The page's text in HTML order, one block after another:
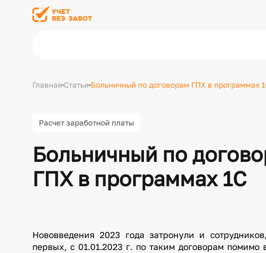
Главная СтатьиБольничный по договорам ГПХ в программах
Расчет заработной платы
Больничный по
ГПХ в программах 1С
Нововведения 2023 года затронули и
первых, с 01.01.2023 г. по таким договорам